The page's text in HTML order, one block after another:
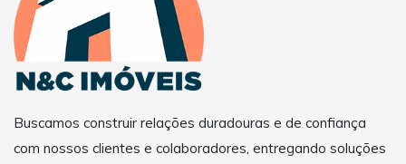
Buscamos construir relações duradouras e de confiança
com nossos clientes e colaboradores, entregando soluções